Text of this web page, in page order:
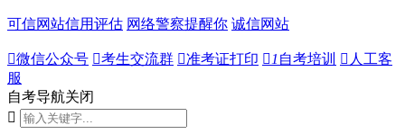
可信网站信用评估 网络警察提醒你 诚信网站
微信公众号 考生交流群 准考证打印  1 自考培训  人工客
服
自考导航关闭
